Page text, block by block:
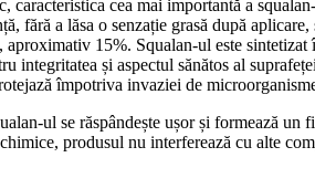
cea mai importantă a
fără a lăsa o senzație grasă după
15%. Squalan-ul este
integritatea și aspectul sănătos al
împotriva invaziei de
ul se răspândește ușor și formează
produsul nu interferează cu alte